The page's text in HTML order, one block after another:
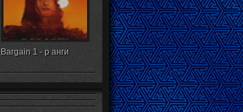
Bargain 1 - р анги